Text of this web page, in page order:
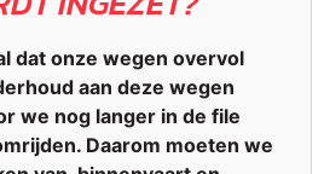
dat onze wegen overvol
aan deze wegen
we nog langer in de file
Daarom moeten we